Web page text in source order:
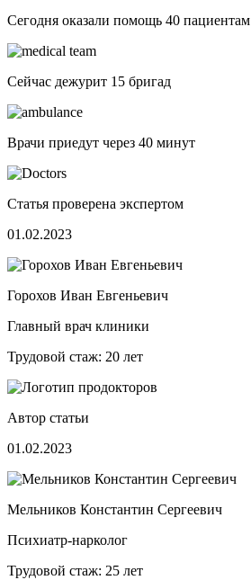
Сегодня оказали помощь 40 пациентам
Сейчас дежурит 15 бригад
Врачи приедут через 40 минут
Статья проверена экспертом
01.02.2023
Горохов Иван Евгеньевич
Главный врач клиники
Трудовой стаж: 20 лет
Автор статьи
01.02.2023
Мельников Константин Сергеевич
Психиатр-нарколог
Трудовой стаж: 25 лет